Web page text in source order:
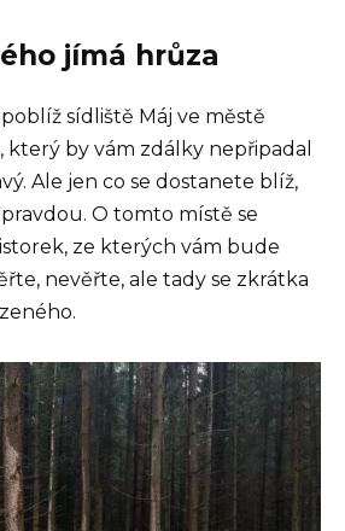
jímá hrůza
sídliště Máj ve městě
který by vám zdálky nepřipadal
Ale jen co se dostanete blíž,
O tomto místě se
ze kterých vám bude
nevěřte, ale tady se zkrátka